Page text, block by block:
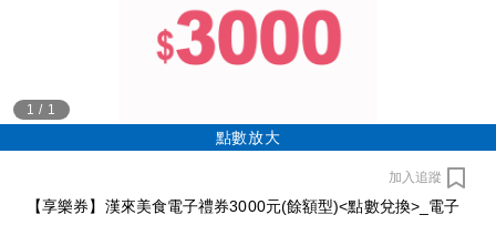
1 / 1
點數放大
加入追蹤
【享樂券】漢來美食電子禮券3000元(餘額型)<點數兌換>_電子